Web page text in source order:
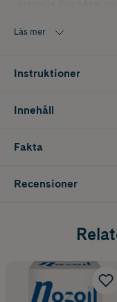
antioxidant som skyddar
med kortisonsprayer
lindra de eventuella
flimmerhåren i näsan.
Läs mer
Instruktioner
Innehåll
Fakta
Recensioner